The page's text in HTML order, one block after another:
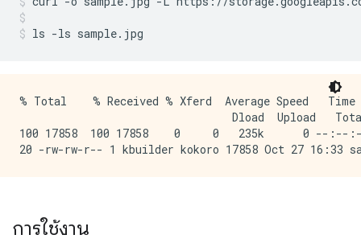
ls -ls sample. jpg
% Total    % Received % Xferd  Average Speed
Dload  Upload
100 17858  100 17858    0     0   235k      0 --
การใช้งาน